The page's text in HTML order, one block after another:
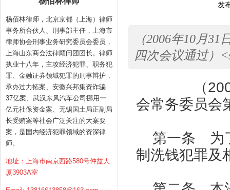
杨佰林律师，北京京都（上海）律师
事务所合伙人、刑事部主任，上海市
律师协会刑事业务研究委员会委员，
上海山东商会法律顾问团团长。律师
执业十八年，主攻经济犯罪、职务犯
罪、金融证券领域犯罪的刑事辩护，
承办过力拓案、安徽兴邦集资诈骗
37亿案、武汉东风汽车公司挪用一
亿元社保资金案、无锡国土局正副局
长受贿案等社会广泛关注的大案要
案，是国内经济犯罪领域的资深律
师。
地址：上海市南京西路580号仲益大
厦3903A室
发
（2006年10月
四次会议通过）
（
会常务委员会
第一条 为
制洗钱犯罪及